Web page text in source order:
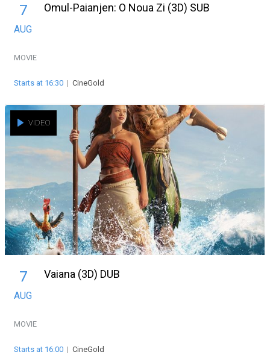
7
AUG
Omul-Paianjen: O Noua Zi (3D) SUB
MOVIE
Starts at 16:30 | CineGold
VIDEO
7
AUG
Vaiana (3D) DUB
MOVIE
Starts at 16:00 | CineGold